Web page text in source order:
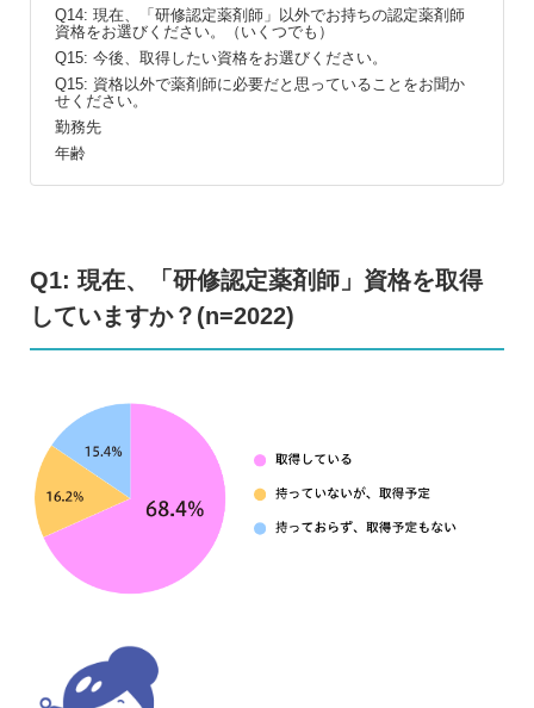
Q14: 現在、「研修認定薬剤師」以外でお持ちの認定薬剤師
資格をお選びください。（いくつでも）
Q15: 今後、取得したい資格をお選びください。
Q15: 資格以外で薬剤師に必要だと思っていることをお聞か
せください。
勤務先
年齢
Q1: 現在、「研修認定薬剤師」資格を取得
していますか？(n=2022)